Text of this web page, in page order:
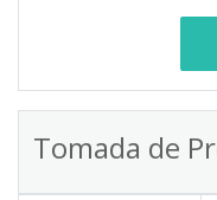
Tomada de